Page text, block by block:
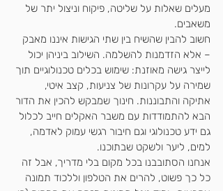
מעלים שאלות על שליטה, פיקוח וניצול יתר של
משאבים.
חשוב להבין שהשיח בין שתי הגישות איננו מאבק
– אלא הזדמנות להשלמה. השילוב ביניהן יכול
לייצר גישה מאוזנת: שימוש בכלים טכנולוגיים תוך
שמירה על עקרונות של צניעות, קצב איטי,
אתיקה והתבוננות. חינוך שמבקש להכין את הדור
הבא להתמודדות עם משבר האקלים חייב לכלול
גם ידע טכנולוגי וגם חיבור רגשי עמוק לאדמה,
למים, ליער ולשקט שבתוכנו.
אנחנו הסתובבנו בכל מקום בלי מדריך, אבל זה
כל כך פשוט, להרים את הטלפון וללכוד תמונה